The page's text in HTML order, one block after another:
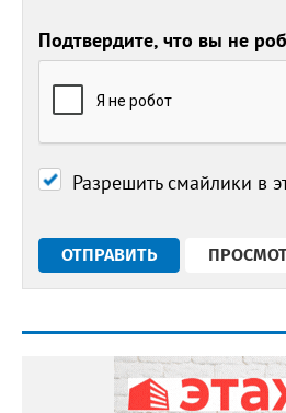
Подтвердите, что вы не
Разрешить смайлики в